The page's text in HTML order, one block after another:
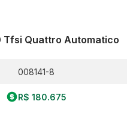
Tfsi Quattro Automatico
008141-8
R$ 180.675